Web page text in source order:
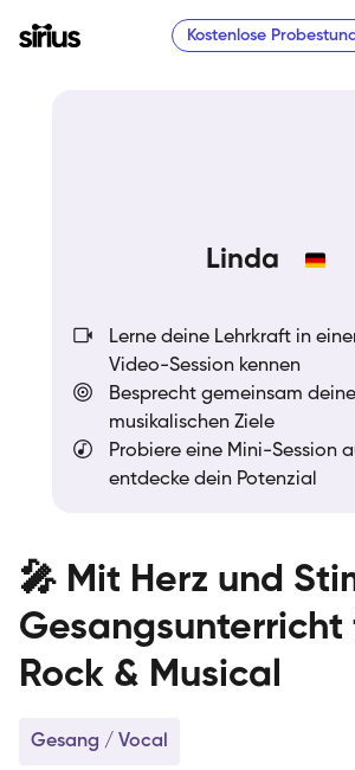
Kostenlose
🎤 Mit Herz und
Gesangsunterricht
Rock & Musical
Gesang / Vocal
Linda
Lerne deine Lehrkraft in
Video-Session kennen
Besprecht gemeinsam deine
musikalischen Ziele
Probiere eine Mini-Session
entdecke dein Potenzial